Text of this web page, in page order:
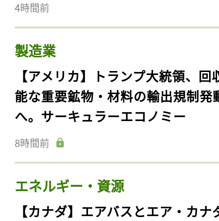
4時間前
製造業
【アメリカ】トランプ大統領、回
能な重要鉱物・材料の輸出規制発
へ。サーキュラーエコノミー
8時間前
エネルギー・資源
【カナダ】エアバスとエア・カナ